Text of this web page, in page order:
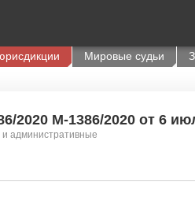
Мировые судьи
2020 М-1386/2020 от 6
и административные